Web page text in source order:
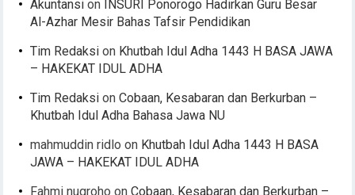
Akuntansi on INSURI Ponorogo Hadirkan Guru Besar
Al-Azhar Mesir Bahas Tafsir Pendidikan
Tim Redaksi on Khutbah Idul Adha 1443 H BASA JAWA
– HAKEKAT IDUL ADHA
Tim Redaksi onCobaan, Kesabaran dan Berkurban –
Khutbah Idul Adha Bahasa Jawa NU
mahmuddin ridlo on Khutbah Idul Adha 1443 H BASA
JAWA – HAKEKAT IDUL ADHA
Fahmi nugroho onCobaan, Kesabaran dan Berkurban –